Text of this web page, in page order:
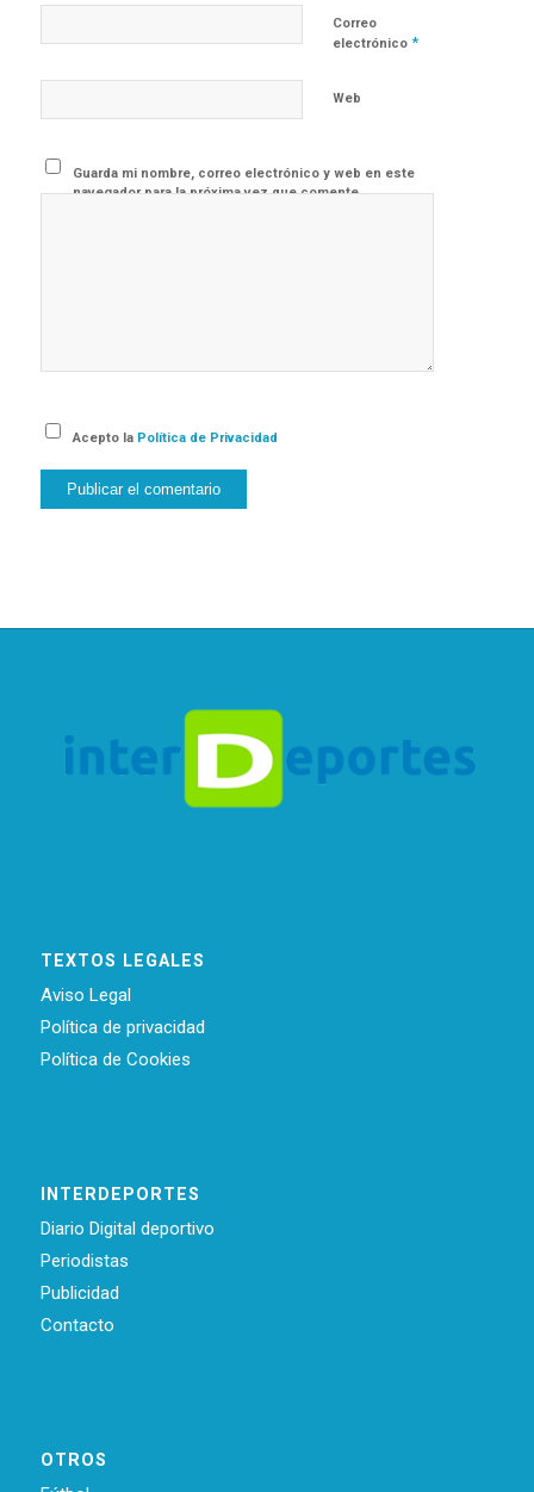
Correo
electrónico *
Web
Guarda mi nombre, correo electrónico y web en este
navegador para la próxima vez que comente.
Acepto la Política de Privacidad
TEXTOS LEGALES
Aviso Legal
Política de privacidad
Política de Cookies
INTERDEPORTES
Diario Digital deportivo
Periodistas
Publicidad
Contacto
OTROS